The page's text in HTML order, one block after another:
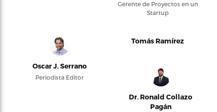
Gerente de Proyectos en un
Startup
Oscar J. Serrano
Periodista Editor
Tomás Ramírez
Dr. Ronald Collazo
Pagán